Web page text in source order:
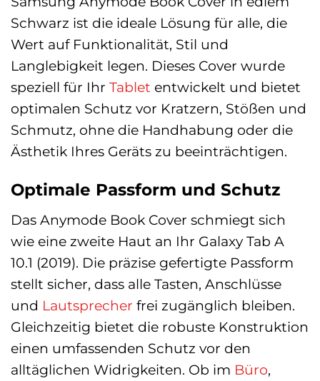
Schwarz ist die ideale Lösung für alle, die
Wert auf Funktionalität, Stil und
Langlebigkeit legen. Dieses Cover wurde
speziell für Ihr Tablet entwickelt und bietet
optimalen Schutz vor Kratzern, Stößen und
Schmutz, ohne die Handhabung oder die
Ästhetik Ihres Geräts zu beeinträchtigen.
Optimale Passform und Schutz
Das Anymode Book Cover schmiegt sich
wie eine zweite Haut an Ihr Galaxy Tab A
10.1 (2019). Die präzise gefertigte Passform
stellt sicher, dass alle Tasten, Anschlüsse
und Lautsprecher frei zugänglich bleiben.
Gleichzeitig bietet die robuste Konstruktion
einen umfassenden Schutz vor den
alltäglichen Widrigkeiten. Ob im Büro,